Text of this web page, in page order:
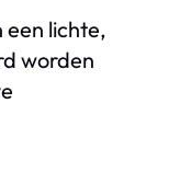
een lichte,
worden